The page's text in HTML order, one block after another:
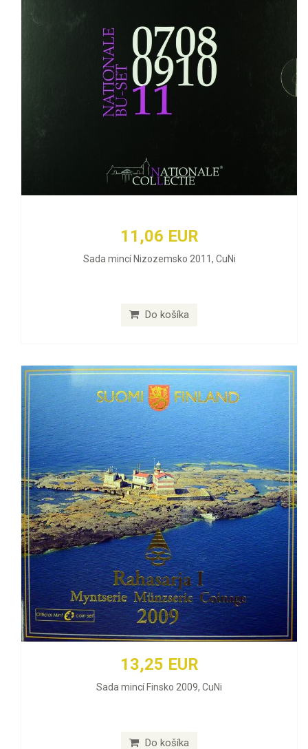
11,06 EUR
Sada mincí Nizozemsko 2011, CuNi
Do košíka
13,25 EUR
Sada mincí Finsko 2009, CuNi
Do košíka